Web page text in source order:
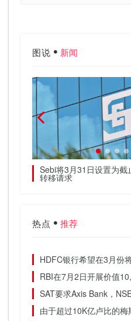
图说 新闻
Sebi将3月31日设置为
转移请求
热点 推荐
HDFC银行希望在3月份
RBI在7月2日开展价值
SAT要求Axis Bank，
由于超过10K亿卢比的